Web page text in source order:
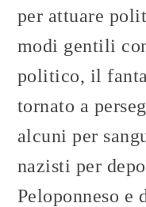
per attuare
modi gentili
politico, il
tornato a
alcuni per
nazisti per
Peloponneso e